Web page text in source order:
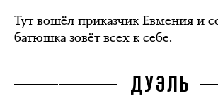
Тут вошёл приказчик Евмения и
батюшка зовёт всех к себе.
ДУЭЛЬ